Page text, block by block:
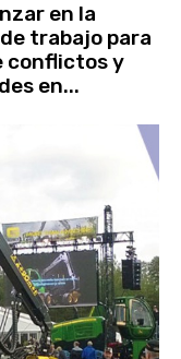
en la
trabajo para
conflictos y
en...